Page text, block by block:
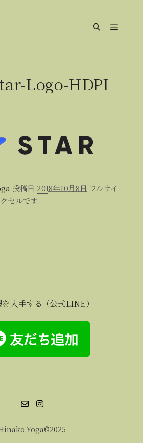
Logo-HDPI
投稿日 2018年10月8日 フルサイ
セルです
入手する（公式LINE）
Yoga©2025